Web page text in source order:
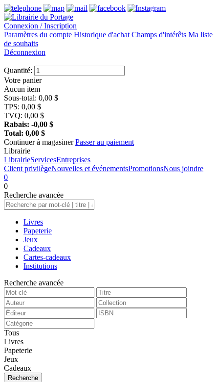
Connexion / Inscription
Paramètres du compte Historique d'achat Champs d'intérêts Ma liste
de souhaits
Déconnexion
Quantité:
Votre panier
Aucun item
Sous-total: 0,00 $
TPS: 0,00 $
TVQ: 0,00 $
Rabais: -0,00 $
Total: 0,00 $
Continuer à magasiner Passer au paiement
Librairie
LibrairieServicesEntreprises
Client privilègeNouvelles et événementsPromotionsNous joindre
0
0
Recherche avancée
Livres
Papeterie
Jeux
Cadeaux
Cartes-cadeaux
Institutions
Recherche avancée
Tous
Livres
Papeterie
Jeux
Cadeaux
Recherche